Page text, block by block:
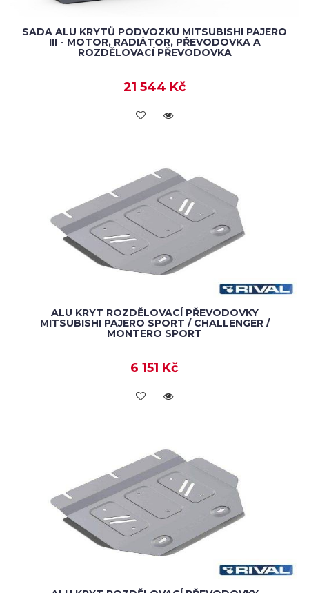
SADA ALU KRYTŮ PODVOZKU MITSUBISHI PAJERO
III - MOTOR, RADIÁTOR, PŘEVODOVKA A
ROZDĚLOVACÍ PŘEVODOVKA
21 544 Kč
KOUPIT
ALU KRYT ROZDĚLOVACÍ PŘEVODOVKY
MITSUBISHI PAJERO SPORT / CHALLENGER /
MONTERO SPORT
6 151 Kč
KOUPIT